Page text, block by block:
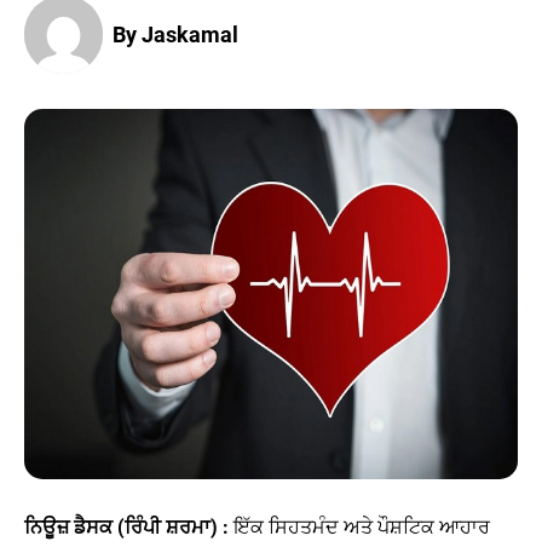
By Jaskamal
ਨਿਊਜ਼ ਡੈਸਕ (ਰਿੰਪੀ ਸ਼ਰਮਾ) : ਇੱਕ ਸਿਹਤਮੰਦ ਅਤੇ ਪੌਸ਼ਟਿਕ ਆਹਾਰ